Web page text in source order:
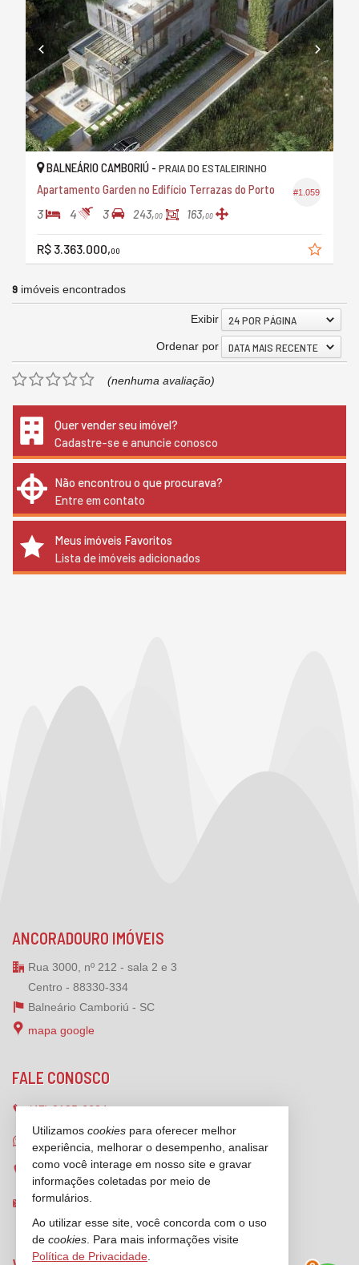
#1.059
BALNEÁRIO CAMBORIÚ - PRAIA DO ESTALEIRINHO
Apartamento Garden no Edifício Terrazas do Porto
3 4 3 243,00 163,00
R$ 3.363.000,00
9 imóveis encontrados
Exibir 24 POR PÁGINA
Ordenar por DATA MAIS RECENTE
(nenhuma avaliação)
Quer vender seu imóvel?
Cadastre-se e anuncie conosco
Não encontrou o que procurava?
Entre em contato
Meus imóveis Favoritos
Lista de imóveis adicionados
ANCORADOURO IMÓVEIS
Rua 3000, nº 212 - sala 2 e 3
Centro - 88330-334
Balneário Camboriú - SC
mapa google
FALE CONOSCO
(47)2125-6624
(47) 99173-1547 (WhatsApp)
ligamos para você
contato@ancoradouroimoveis.com.br
Utilizamos cookies para oferecer melhor
experiência, melhorar o desempenho, analisar
como você interage em nosso site e gravar
informações coletadas por meio de
formulários.
Ao utilizar esse site, você concorda com o uso
de cookies . Para mais informações visite
Política de Privacidade